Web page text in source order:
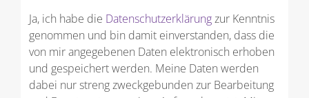
Ja, ich habe die Datenschutzerklärungzur Kenntnis
genommen und bin damit einverstanden, dass die
von mir angegebenen Daten elektronisch erhoben
und gespeichert werden. Meine Daten werden
dabei nur streng zweckgebunden zur Bearbeitung